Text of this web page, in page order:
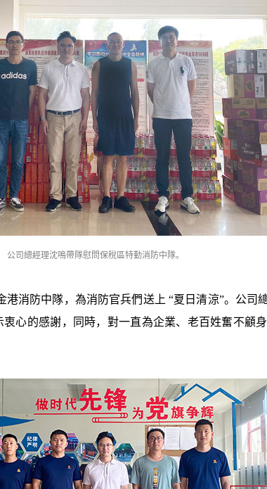
公司總經理沈鳴帶隊慰問保稅區特勤消防中隊。
消防中隊，為消防官兵們送上 “夏日清涼”。公
心的感謝，同時，對一直為企業、老百姓奮不顧